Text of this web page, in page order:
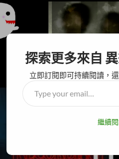
異想世界探索更多來自
立即訂閱即可持續閱讀，
Type
your
繼續